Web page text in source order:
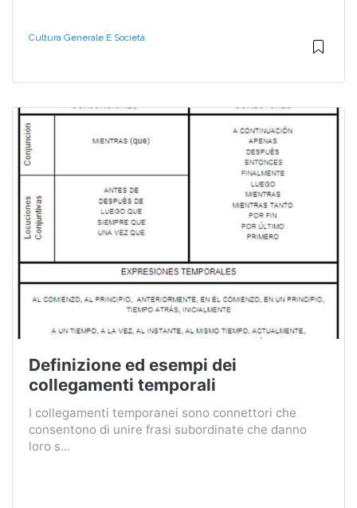
Cultura Generale E Società
Definizione ed esempi dei
collegamenti temporali
I collegamenti temporanei sono connettori che
consentono di unire frasi subordinate che danno
loro s...